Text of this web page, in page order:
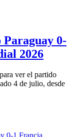
0-
2026
ver el partido
4 de julio, desde